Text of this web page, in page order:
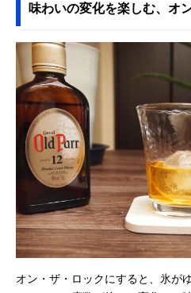
味わいの変化を楽しむ、オ
オン・ザ・ロックにすると、氷が